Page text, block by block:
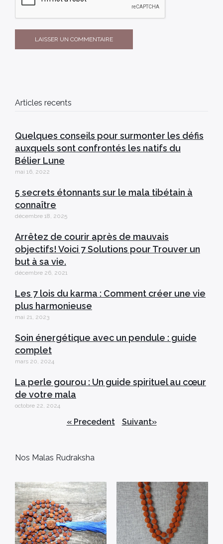
Articles recents
Quelques conseils pour surmonter les défis
auxquels sont confrontés les natifs du
Bélier Lune
mai 16, 2022
5 secrets étonnants sur le mala tibétain à
connaître
décembre 18, 2025
Arrêtez de courir après de mauvais
objectifs! Voici 7 Solutions pour Trouver un
but à sa vie.
décembre 26, 2021
Les 7 lois du karma : Comment créer une vie
plus harmonieuse
mai 21, 2023
Soin énergétique avec un pendule : guide
complet
mars 20, 2024
La perle gourou : Un guide spirituel au cœur
de votre mala
octobre 22, 2024
« Precedent Suivant»
Nos Malas Rudraksha